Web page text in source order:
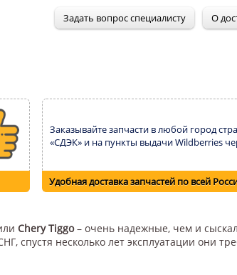
Заказывайте запчасти в любой город
«СДЭК» и на пункты выдачи Wildberries
Удобная доставка запчастей по всей
Chery Tiggo– очень надежные, чем и
спустя несколько лет эксплуатации они